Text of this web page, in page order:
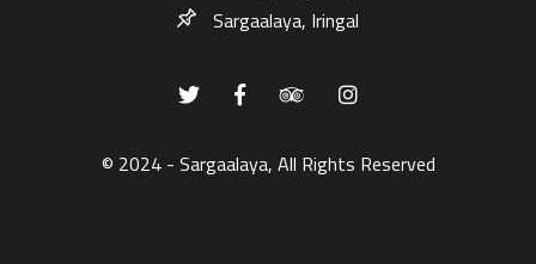
Sargaalaya, Iringal
© 2024 - Sargaalaya, All Rights Reserved